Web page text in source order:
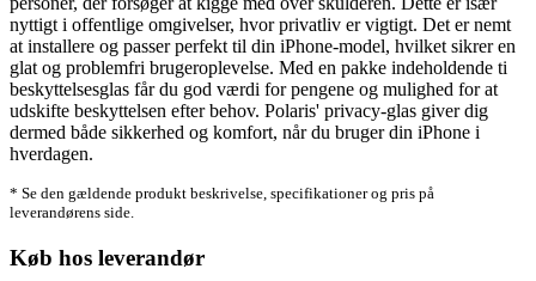
nyttigt i offentlige omgivelser, hvor privatliv er vigtigt. Det er nemt
at installere og passer perfekt til din iPhone-model, hvilket sikrer en
glat og problemfri brugeroplevelse. Med en pakke indeholdende ti
beskyttelsesglas får du god værdi for pengene og mulighed for at
udskifte beskyttelsen efter behov. Polaris' privacy-glas giver dig
dermed både sikkerhed og komfort, når du bruger din iPhone i
hverdagen.
* Se den gældende produkt beskrivelse, specifikationer og pris på
leverandørens side.
Køb hos leverandør